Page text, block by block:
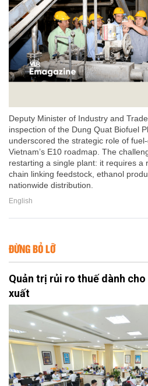
Deputy Minister of Industry and
inspection of the Dung Quat Biofuel
underscored the strategic role of
Vietnam’s E10 roadmap. The
restarting a single plant: it requires a
chain linking feedstock, ethanol
nationwide distribution.
English
ĐỪNG BỎ LỠ
Quản trị rủi ro thuế dành
xuất